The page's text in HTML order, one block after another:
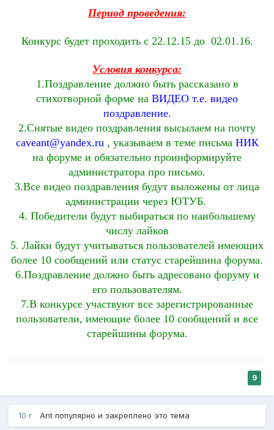
Период проведения:
Конкурс будет проходить с 22.12.15 до 02.01.16.
Условия конкурса:
1.Поздравление должно быть рассказано в
стихотворной форме на ВИДЕО т.е. видео
поздравление.
2.Снятые видео поздравления высылаем на почту
caveant@yandex.ru, указываем в теме письма НИК
на форуме и обязательно проинформируйте
администратора про письмо.
3.Все видео поздравления будут выложены от лица
администрации через ЮТУБ.
4. Победители будут выбираться по наибольшему
числу лайков
5. Лайки будут учитываться пользователей имеющих
более 10 сообщений или статус старейшина форума.
6.Поздравление должно быть адресовано форуму и
его пользователям.
7.В конкурсе участвуют все зарегистрированные
пользователи, имеющие более 10 сообщений и все
старейшины форума.
9
10 г Ant популярно и закреплено это тема